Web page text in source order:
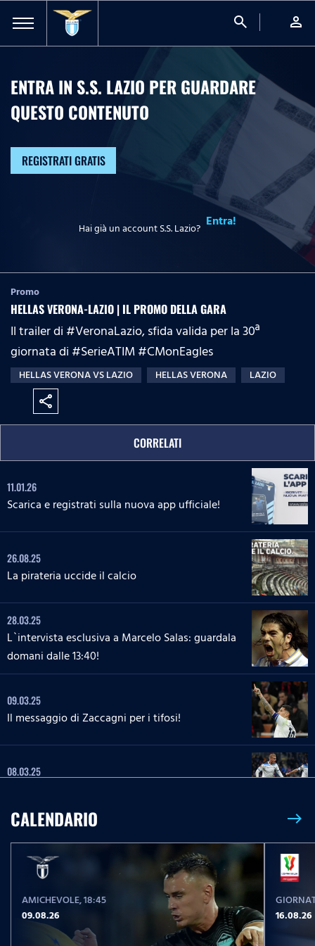
search person
ENTRA IN S.S. LAZIO PER GUARDARE
QUESTO CONTENUTO
REGISTRATI GRATIS
Hai già un account S.S. Lazio? Entra!
Promo
HELLAS VERONA-LAZIO | IL PROMO DELLA GARA
Il trailer di #VeronaLazio​​​​​, sfida valida per la 30ª
giornata di #SerieATIM​​​​​​ #CMonEagles​​​​​​
HELLAS VERONA VS LAZIO HELLAS VERONA LAZIO
share
CORRELATI
11.01.26
Scarica e registrati sulla nuova app ufficiale!
26.08.25
La pirateria uccide il calcio
28.03.25
L`intervista esclusiva a Marcelo Salas: guardala
domani dalle 13:40!
09.03.25
Il messaggio di Zaccagni per i tifosi!
08.03.25
18.08.24
Acquista il Gold Pass annuale a soli 50.99€!
16.08.24
La piattaforma SSLazio.it trasmetterà in esclusiva
il canale televisivo Lazio Style Channel
CALENDARIO east
AMICHEVOLE, 18:45
09.08.26
16.08.26